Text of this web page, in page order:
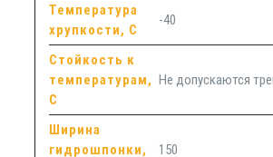
Температура
хрупкости, С
-40
Стойкость к
температурам,
С
Не допускаются
Ширина
гидрошпонки,
150